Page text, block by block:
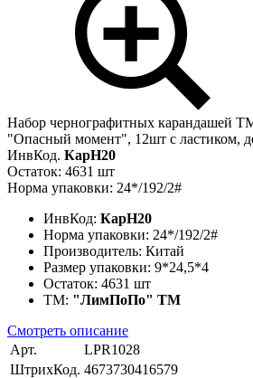
Набор чернографитных карандашей
"Опасный момент", 12шт с ластиком,
ИнвКод. КарН20
Остаток: 4631 шт
Норма упаковки: 24*/192/2#
ИнвКод: КарН20
Норма упаковки: 24*/192/2#
Производитель: Китай
Размер упаковки: 9*24,5*4
Остаток: 4631 шт
ТМ: "ЛимПоПо" ТМ
Смотреть описание
Арт.
LPR1028
ШтрихКод. 4673730416579